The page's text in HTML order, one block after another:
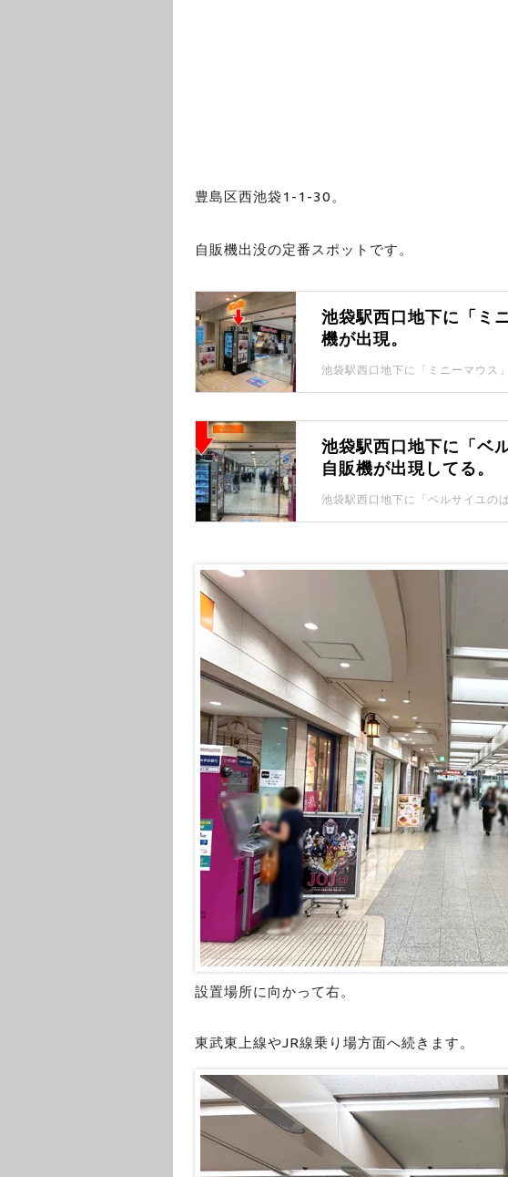
豊島区西池袋1-1-30。
自販機出没の定番スポットです。
池袋駅西口地下に「ミ
機が出現。
池袋駅西口地下に「ミニーマウス
池袋駅西口地下に「ベ
自販機が出現してる。
設置場所に向かって右。
東武東上線やJR線乗り場方面へ続きます。